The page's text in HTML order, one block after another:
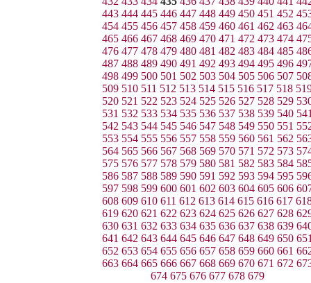
443 444 445 446 447 448 449 450 451 452
454 455 456 457 458 459 460 461 462 463
465 466 467 468 469 470 471 472 473 474
476 477 478 479 480 481 482 483 484 485
487 488 489 490 491 492 493 494 495 496
498 499 500 501 502 503 504 505 506 507
509 510 511 512 513 514 515 516 517 518
520 521 522 523 524 525 526 527 528 529
531 532 533 534 535 536 537 538 539 540
542 543 544 545 546 547 548 549 550 551
553 554 555 556 557 558 559 560 561 562
564 565 566 567 568 569 570 571 572 573
575 576 577 578 579 580 581 582 583 584
586 587 588 589 590 591 592 593 594 595
597 598 599 600 601 602 603 604 605 606
608 609 610 611 612 613 614 615 616 617
619 620 621 622 623 624 625 626 627 628
630 631 632 633 634 635 636 637 638 639
641 642 643 644 645 646 647 648 649 650
652 653 654 655 656 657 658 659 660 661
663 664 665 666 667 668 669 670 671 672
674 675 676 677 678 679